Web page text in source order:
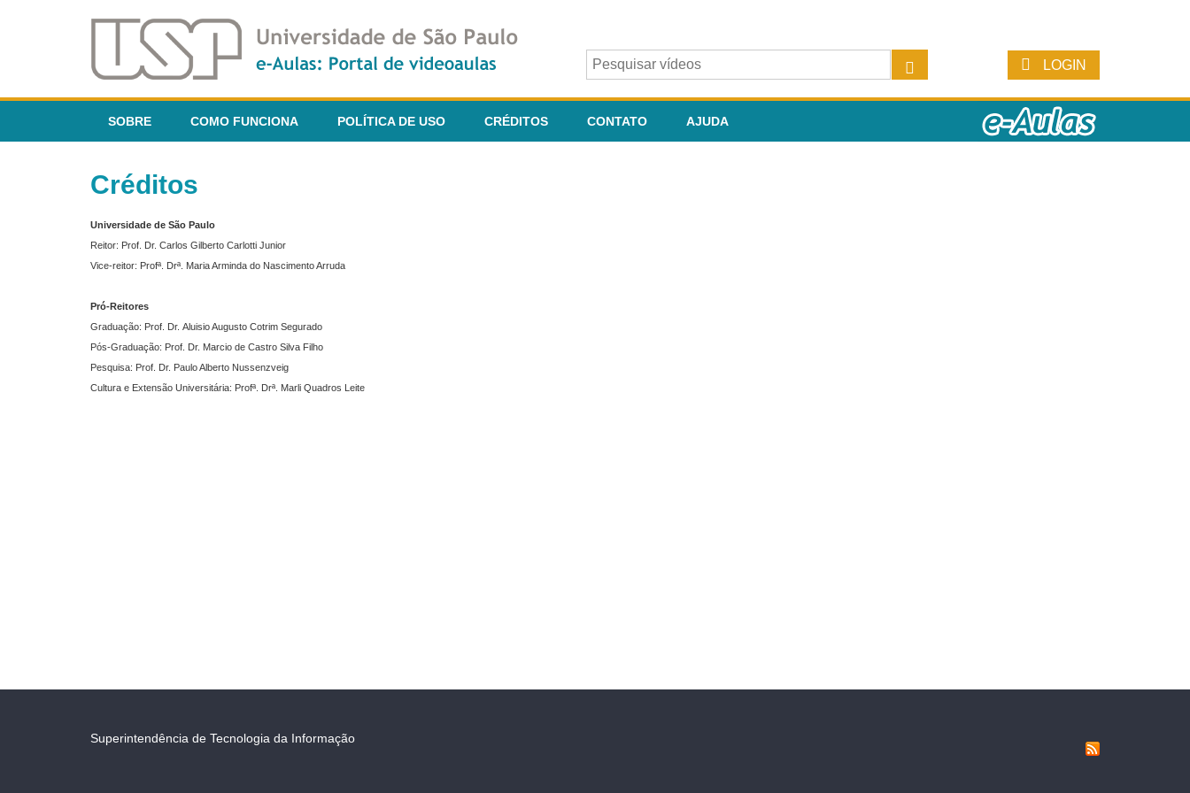
LOGIN
SOBRE COMO FUNCIONA POLÍTICA DE USO CRÉDITOS CONTATO AJUDA
Créditos
Universidade de São Paulo
Reitor: Prof. Dr. Carlos Gilberto Carlotti Junior
Vice-reitor: Profª. Drª. Maria Arminda do Nascimento Arruda
Pró-Reitores
Graduação: Prof. Dr. Aluisio Augusto Cotrim Segurado
Pós-Graduação: Prof. Dr. Marcio de Castro Silva Filho
Pesquisa: Prof. Dr. Paulo Alberto Nussenzveig
Cultura e Extensão Universitária: Profª. Drª. Marli Quadros Leite
Superintendência de Tecnologia da Informação